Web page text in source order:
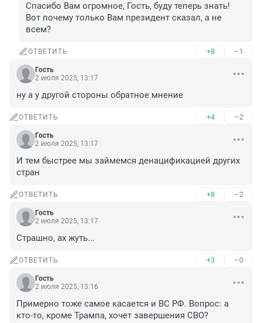
Спасибо Вам огромное, Гость, буду теперь знать!
Вот почему только Вам президент сказал, а не
всем?
ОТВЕТИТЬ +8 –1
Гость
2 июля 2025, 13:17
ну а у другой стороны обратное мнение
ОТВЕТИТЬ +4 –2
Гость
2 июля 2025, 13:17
И тем быстрее мы займемся денацификацией других
стран
ОТВЕТИТЬ +8 –2
Гость
2 июля 2025, 13:17
Страшно, ах жуть...
ОТВЕТИТЬ +3 –0
Гость
2 июля 2025, 13:16
Примерно тоже самое касается и ВС РФ. Вопрос: а
кто-то, кроме Трампа, хочет завершения СВО?